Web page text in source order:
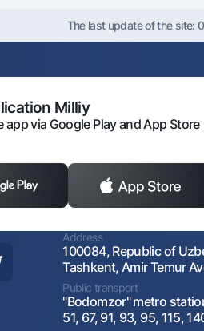
The last update of the site:
Milliy
via Google Play and App Store
Address
100084, Republic of
Tashkent, Amir Temur
Public transport
"Bodomzor" metro
51, 67, 91, 93, 95, 115,